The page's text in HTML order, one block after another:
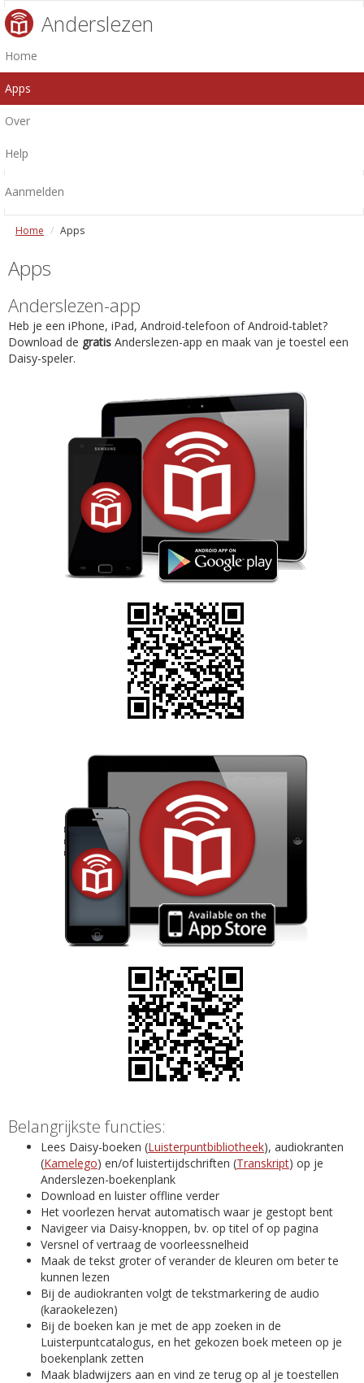
Anderslezen
Home
Apps
Over
Help
Aanmelden
Home Apps
Apps
Anderslezen-app
Heb je een iPhone, iPad, Android-telefoon of Android-tablet?
Download de gratis Anderslezen-app en maak van je toestel een
Daisy-speler.
Belangrijkste functies:
Lees Daisy-boeken (Luisterpuntbibliotheek), audiokranten
(Kamelego) en/of luistertijdschriften (Transkript) op je
Anderslezen-boekenplank
Download en luister offline verder
Het voorlezen hervat automatisch waar je gestopt bent
Navigeer via Daisy-knoppen, bv. op titel of op pagina
Versnel of vertraag de voorleessnelheid
Maak de tekst groter of verander de kleuren om beter te
kunnen lezen
Bij de audiokranten volgt de tekstmarkering de audio
(karaokelezen)
Bij de boeken kan je met de app zoeken in de
Luisterpuntcatalogus, en het gekozen boek meteen op je
boekenplank zetten
Maak bladwijzers aan en vind ze terug op al je toestellen